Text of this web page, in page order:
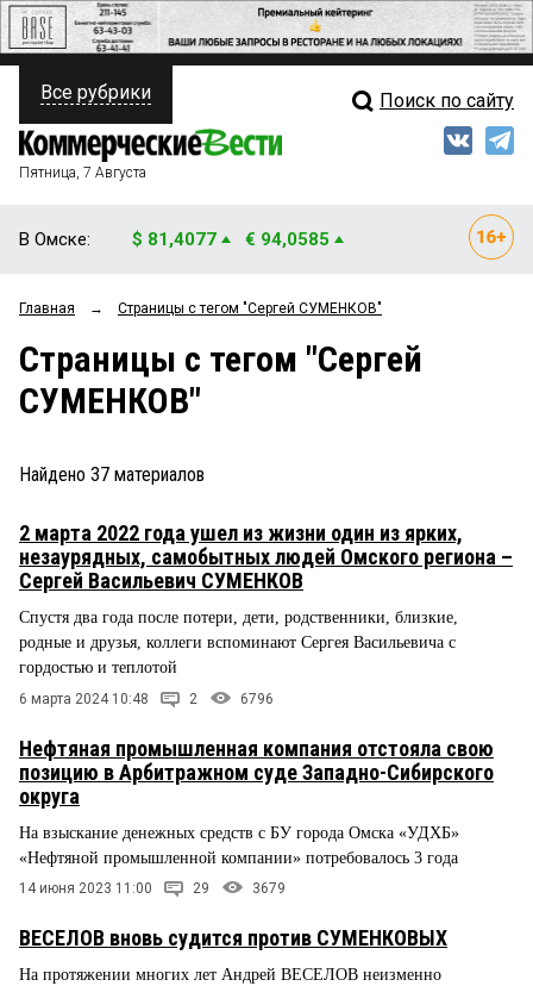
ПОЛИТИКА
ФИНАНСЫ
ОБЩЕСТВО
ЗАКОН
ПРОИСШЕСТВИЯ
СТИЛЬ ЖИЗНИ
Свежий выпуск
Мнения
Рейтинги
Все рубрики Поиск по сайту
Пятница, 7 Августа
В Омске: $ 81,4077 € 94,0585
Главная → Страницы c тегом "Сергей СУМЕНКОВ"
Страницы c тегом "Сергей
СУМЕНКОВ"
Найдено 37 материалов
2 марта 2022 года ушел из жизни один из ярких,
незаурядных, самобытных людей Омского региона –
Сергей Васильевич СУМЕНКОВ
Спустя два года после потери, дети, родственники, близкие,
родные и друзья, коллеги вспоминают Сергея Васильевича с
гордостью и теплотой
6 марта 2024 10:48 2 6796
Нефтяная промышленная компания отстояла свою
позицию в Арбитражном суде Западно-Сибирского
округа
На взыскание денежных средств с БУ города Омска «УДХБ»
«Нефтяной промышленной компании» потребовалось 3 года
14 июня 2023 11:00 29 3679
ВЕСЕЛОВ вновь судится против СУМЕНКОВЫХ
На протяжении многих лет Андрей ВЕСЕЛОВ неизменно